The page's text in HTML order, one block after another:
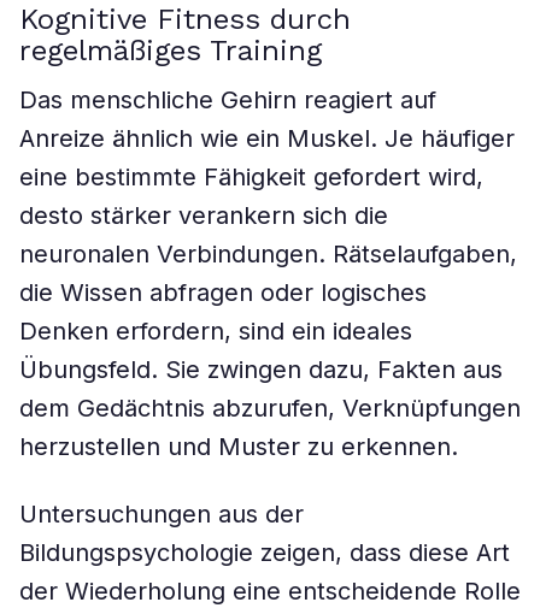
Kognitive Fitness durch
regelmäßiges Training
Das menschliche Gehirn reagiert auf
Anreize ähnlich wie ein Muskel. Je häufiger
eine bestimmte Fähigkeit gefordert wird,
desto stärker verankern sich die
neuronalen Verbindungen. Rätselaufgaben,
die Wissen abfragen oder logisches
Denken erfordern, sind ein ideales
Übungsfeld. Sie zwingen dazu, Fakten aus
dem Gedächtnis abzurufen, Verknüpfungen
herzustellen und Muster zu erkennen.
Untersuchungen aus der
Bildungspsychologie zeigen, dass diese Art
der Wiederholung eine entscheidende Rolle